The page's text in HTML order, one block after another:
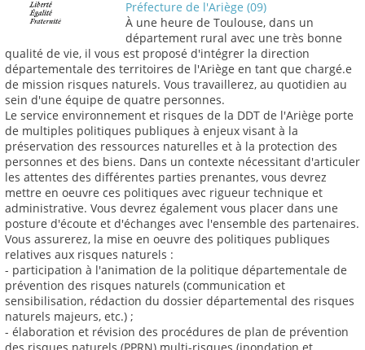
Préfecture de l'Ariège (09)
À une heure de Toulouse, dans un
département rural avec une très bonne
qualité de vie, il vous est proposé d'intégrer la direction
départementale des territoires de l'Ariège en tant que chargé.e
de mission risques naturels. Vous travaillerez, au quotidien au
sein d'une équipe de quatre personnes.
Le service environnement et risques de la DDT de l'Ariège porte
de multiples politiques publiques à enjeux visant à la
préservation des ressources naturelles et à la protection des
personnes et des biens. Dans un contexte nécessitant d'articuler
les attentes des différentes parties prenantes, vous devrez
mettre en oeuvre ces politiques avec rigueur technique et
administrative. Vous devrez également vous placer dans une
posture d'écoute et d'échanges avec l'ensemble des partenaires.
Vous assurerez, la mise en oeuvre des politiques publiques
relatives aux risques naturels :
- participation à l'animation de la politique départementale de
prévention des risques naturels (communication et
sensibilisation, rédaction du dossier départemental des risques
naturels majeurs, etc.) ;
- élaboration et révision des procédures de plan de prévention